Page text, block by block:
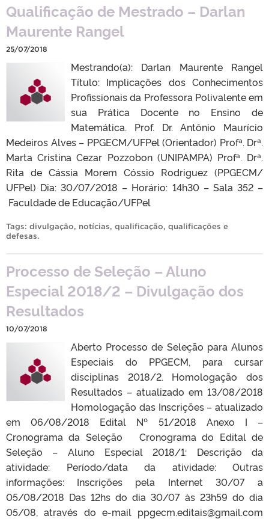
Qualificação de Mestrado – Darlan
Maurente Rangel
25/07/2018
Mestrando(a): Darlan Maurente Rangel
Título: Implicações dos Conhecimentos
Profissionais da Professora Polivalente em
sua Prática Docente no Ensino de
Matemática. Prof. Dr. Antônio Maurício
Medeiros Alves – PPGECM/UFPel (Orientador) Profª. Drª.
Marta Cristina Cezar Pozzobon (UNIPAMPA) Profª. Drª.
Rita de Cássia Morem Cóssio Rodriguez (PPGECM/
UFPel) Dia: 30/07/2018 – Horário: 14h30 – Sala 352 –
Faculdade de Educação/UFPel
Tags: divulgação, notícias, qualificação, qualificações e
defesas.
Processo de Seleção – Aluno
Especial 2018/2 – Divulgação dos
Resultados
10/07/2018
Aberto Processo de Seleção para Alunos
Especiais do PPGECM, para cursar
disciplinas 2018/2. Homologação dos
Resultados – atualizado em 13/08/2018
Homologação das Inscrições – atualizado
em 06/08/2018 Edital Nº 51/2018 Anexo I –
Cronograma da Seleção Cronograma do Edital de
Seleção – Aluno Especial 2018/1: Descrição da
atividade: Período/data da atividade: Outras
informações: Inscrições pela Internet 30/07 a
05/08/2018 Das 12hs do dia 30/07 às 23h59 do dia
05/08, através do e-mail ppgecm.editais@gmail.com